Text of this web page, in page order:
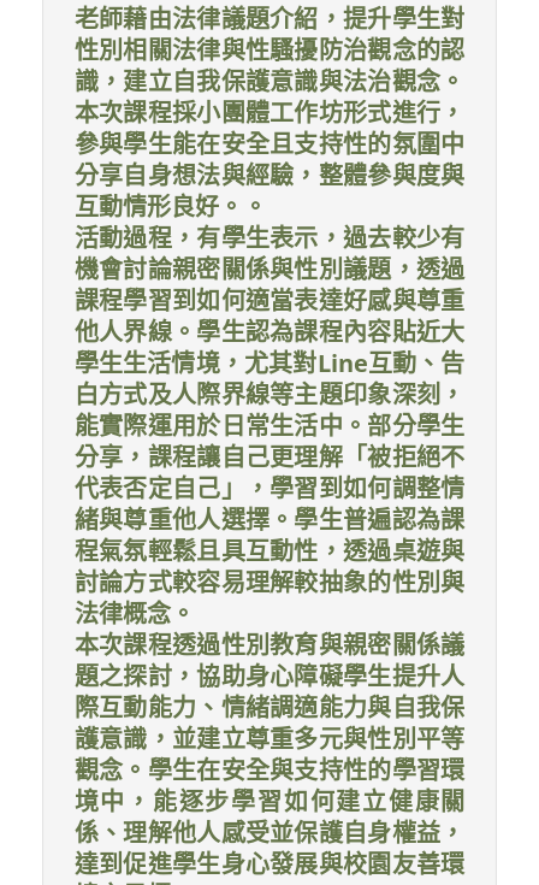
老師藉由法律議題介紹，提升學生對
性別相關法律與性騷擾防治觀念的認
識，建立自我保護意識與法治觀念。
本次課程採小團體工作坊形式進行，
參與學生能在安全且支持性的氛圍中
分享自身想法與經驗，整體參與度與
互動情形良好。。
活動過程，有學生表示，過去較少有
機會討論親密關係與性別議題，透過
課程學習到如何適當表達好感與尊重
他人界線。學生認為課程內容貼近大
學生生活情境，尤其對Line互動、告
白方式及人際界線等主題印象深刻，
能實際運用於日常生活中。部分學生
分享，課程讓自己更理解「被拒絕不
代表否定自己」，學習到如何調整情
緒與尊重他人選擇。學生普遍認為課
程氣氛輕鬆且具互動性，透過桌遊與
討論方式較容易理解較抽象的性別與
法律概念。
本次課程透過性別教育與親密關係議
題之探討，協助身心障礙學生提升人
際互動能力、情緒調適能力與自我保
護意識，並建立尊重多元與性別平等
觀念。學生在安全與支持性的學習環
境中，能逐步學習如何建立健康關
係、理解他人感受並保護自身權益，
達到促進學生身心發展與校園友善環